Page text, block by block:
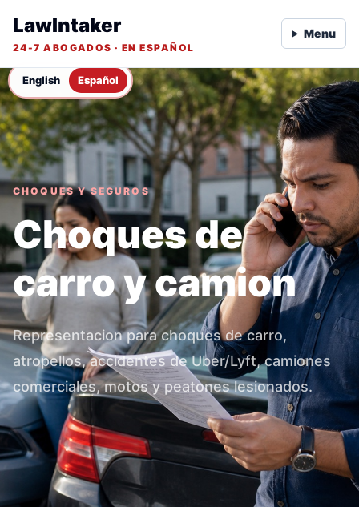
English Español
LawIntaker
24-7 ABOGADOS · EN ESPAÑOL
Menu
CHOQUES Y SEGUROS
Choques de
carro y camion
Representacion para choques de carro,
atropellos, accidentes de Uber/Lyft, camiones
comerciales, motos y peatones lesionados.